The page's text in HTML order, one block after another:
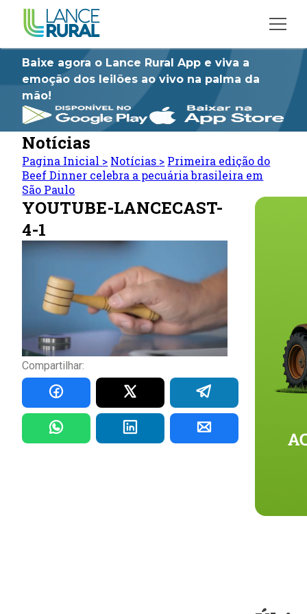
Baixe agora o Lance Rural App e viva a
emoção dos leilões ao vivo na palma da
mão!
Notícias
Pagina Inicial > Notícias > Primeira edição do
Beef Dinner celebra a pecuária brasileira em
São Paulo
YOUTUBE-LANCECAST-
4-1
Compartilhar: